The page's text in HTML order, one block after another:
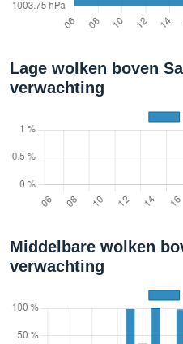
Lage wolken boven
verwachting
Middelbare wolken
verwachting